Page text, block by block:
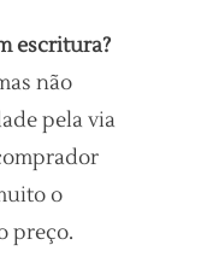
escritura?
não
pela via
o
preço.